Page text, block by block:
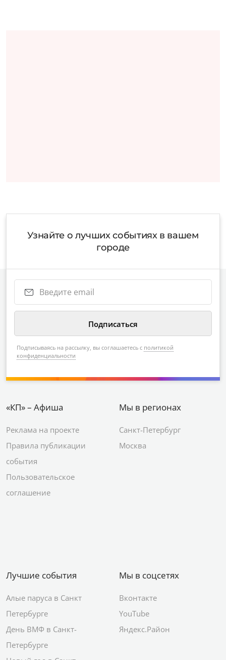
Узнайте о лучших событиях в вашем
городе
Подписываясь на рассылку, вы соглашаетесь с политикой
конфиденциальности
«КП» – Афиша
Реклама на проекте
Правила публикации
события
Пользовательское
соглашение
Мы в регионах
Санкт-Петербург
Москва
Лучшие события
Алые паруса в Санкт
Петербурге
День ВМФ в Санкт-
Петербурге
Мы в соцсетях
Вконтакте
YouTube
Яндекс.Район